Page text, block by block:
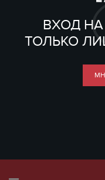
ВХОД
ТОЛЬКО